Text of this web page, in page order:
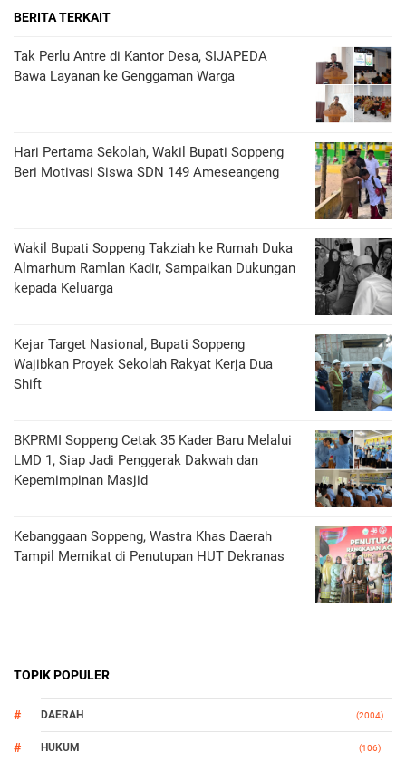
BERITA TERKAIT
Tak Perlu Antre di Kantor Desa, SIJAPEDA
Bawa Layanan ke Genggaman Warga
Hari Pertama Sekolah, Wakil Bupati Soppeng
Beri Motivasi Siswa SDN 149 Ameseangeng
Wakil Bupati Soppeng Takziah ke Rumah Duka
Almarhum Ramlan Kadir, Sampaikan Dukungan
kepada Keluarga
Kejar Target Nasional, Bupati Soppeng
Wajibkan Proyek Sekolah Rakyat Kerja Dua
Shift
BKPRMI Soppeng Cetak 35 Kader Baru Melalui
LMD 1, Siap Jadi Penggerak Dakwah dan
Kepemimpinan Masjid
Kebanggaan Soppeng, Wastra Khas Daerah
Tampil Memikat di Penutupan HUT Dekranas
TOPIK POPULER
DAERAH (2004)
HUKUM (106)